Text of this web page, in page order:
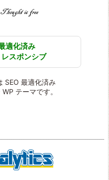
適化済み
スポンシブ
SEO 最適化済み
テーマです。